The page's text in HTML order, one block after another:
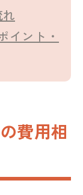
イント・
費用相